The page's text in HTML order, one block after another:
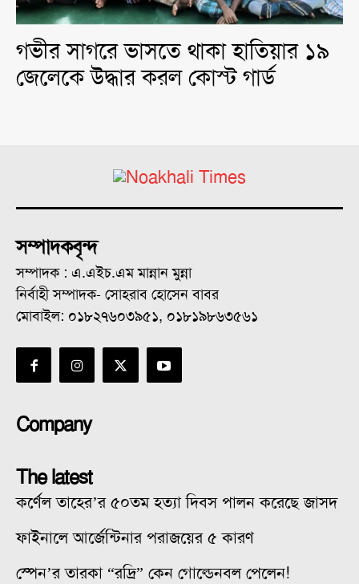
গভীর সাগরে ভাসতে থাকা হাতিয়ার ১৯
জেলেকে উদ্ধার করল কোস্ট গার্ড
সম্পাদকবৃন্দ
সম্পাদক : এ.এইচ.এম মান্নান মুন্না
নির্বাহী সম্পাদক- সোহরাব হোসেন বাবর
মোবাইল: ০১৮২৭৬০৩৯৫১, ০১৮১৯৮৬৩৫৬১
Company
The latest
কর্ণেল তাহের’র ৫০তম হত্যা দিবস পালন করেছে জাসদ
ফাইনালে আর্জেন্টিনার পরাজয়ের ৫ কারণ
স্পেন’র তারকা “রদ্রি” কেন গোল্ডেনবল পেলেন!